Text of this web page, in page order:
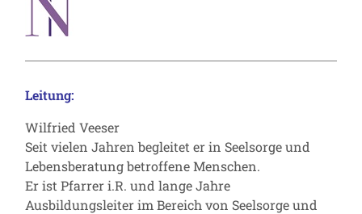
Leitung:
Wilfried Veeser
Seit vielen Jahren begleitet er in Seelsorge und
Lebensberatung betroffene Menschen.
Er ist Pfarrer i.R. und lange Jahre
Ausbildungsleiter im Bereich von Seelsorge und